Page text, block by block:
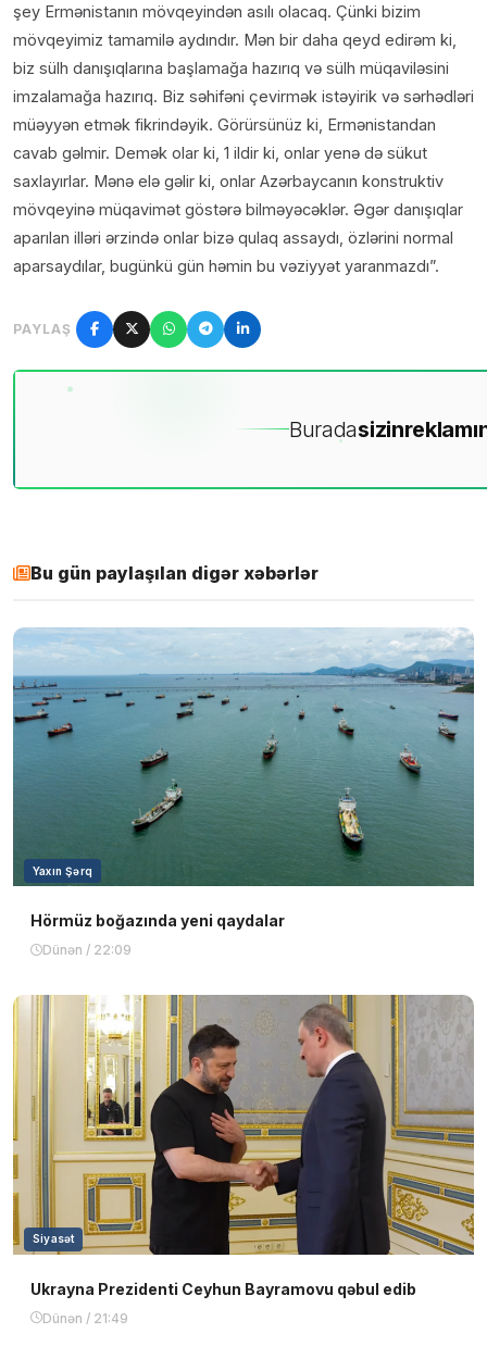
şey Ermənistanın mövqeyindən asılı olacaq. Çünki bizim
mövqeyimiz tamamilə aydındır. Mən bir daha qeyd edirəm ki,
biz sülh danışıqlarına başlamağa hazırıq və sülh müqaviləsini
imzalamağa hazırıq. Biz səhifəni çevirmək istəyirik və sərhədləri
müəyyən etmək fikrindəyik. Görürsünüz ki, Ermənistandan
cavab gəlmir. Demək olar ki, 1 ildir ki, onlar yenə də sükut
saxlayırlar. Mənə elə gəlir ki, onlar Azərbaycanın konstruktiv
mövqeyinə müqavimət göstərə bilməyəcəklər. Əgər danışıqlar
aparılan illəri ərzində onlar bizə qulaq assaydı, özlərini normal
aparsaydılar, bugünkü gün həmin bu vəziyyət yaranmazdı”.
PAYLAŞ
Buradasizin
Bu gün paylaşılan digər xəbərlər
Yaxın Şərq
Hörmüz boğazında yeni qaydalar
Dünən / 22:09
Siyasət
Ukrayna Prezidenti Ceyhun Bayramovu qəbul edib
Dünən / 21:49